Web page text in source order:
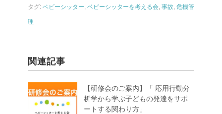
タグ: ベビーシッター, ベビーシッターを考える会, 事故, 危機管
理
関連記事
【研修会のご案内】「 応用行動分
析学から学ぶ子どもの発達をサポ
ートする関わり方」